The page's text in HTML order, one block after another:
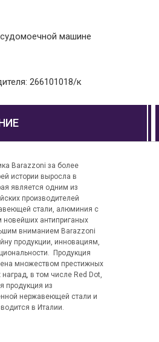
машине
266101018/к
Barazzoni за более
истории выросла в
является одним из
производителей
стали, алюминия с
новейших антиприганых
вниманием Barazzoni
продукции, инновациям,
Продукция
множеством престижных
в том числе Red Dot,
продукция из
нержавеющей стали и
в Италии.